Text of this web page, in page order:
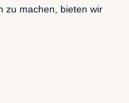
zu machen, bieten wir